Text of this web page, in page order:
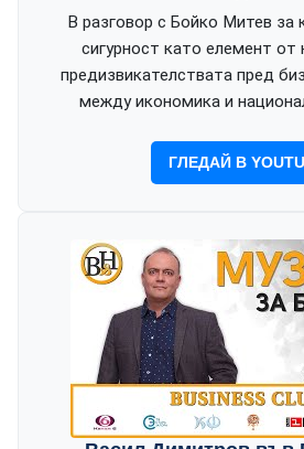
В разговор с Бойко Митев за
сигурност като елемент от
предизвикателствата пред
между икономика и
ГЛЕДАЙ В